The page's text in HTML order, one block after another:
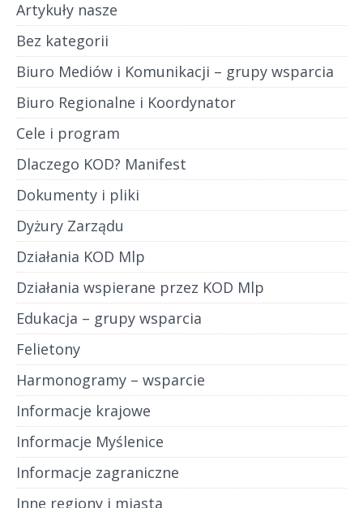
Artykuły nasze
Bez kategorii
Biuro Mediów i Komunikacji – grupy wsparcia
Biuro Regionalne i Koordynator
Cele i program
Dlaczego KOD? Manifest
Dokumenty i pliki
Dyżury Zarządu
Działania KOD Mlp
Działania wspierane przez KOD Mlp
Edukacja – grupy wsparcia
Felietony
Harmonogramy – wsparcie
Informacje krajowe
Informacje Myślenice
Informacje zagraniczne
Inne regiony i miasta